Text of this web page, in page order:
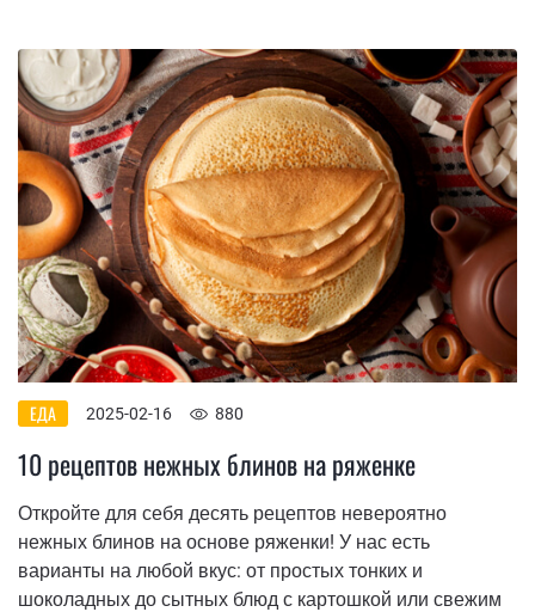
ЕДА 2025-02-16 880
10 рецептов нежных блинов на ряженке
Откройте для себя десять рецептов невероятно
нежных блинов на основе ряженки! У нас есть
варианты на любой вкус: от простых тонких и
шоколадных до сытных блюд с картошкой или свежим